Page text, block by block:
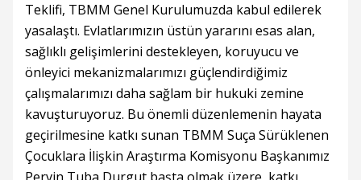
Teklifi, TBMM Genel Kurulumuzda kabul edilerek
yasalaştı. Evlatlarımızın üstün yararını esas alan,
sağlıklı gelişimlerini destekleyen, koruyucu ve
önleyici mekanizmalarımızı güçlendirdiğimiz
çalışmalarımızı daha sağlam bir hukuki zemine
kavuşturuyoruz. Bu önemli düzenlemenin hayata
geçirilmesine katkı sunan TBMM Suça Sürüklenen
Çocuklara İlişkin Araştırma Komisyonu Başkanımız